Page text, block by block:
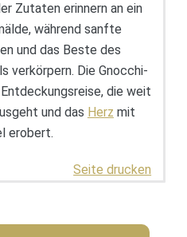
Zutaten erinnern an ein
während sanfte
und das Beste des
verkörpern. Die Gnocchi-
die weit
und das Herz mit
erobert.
Seite drucken